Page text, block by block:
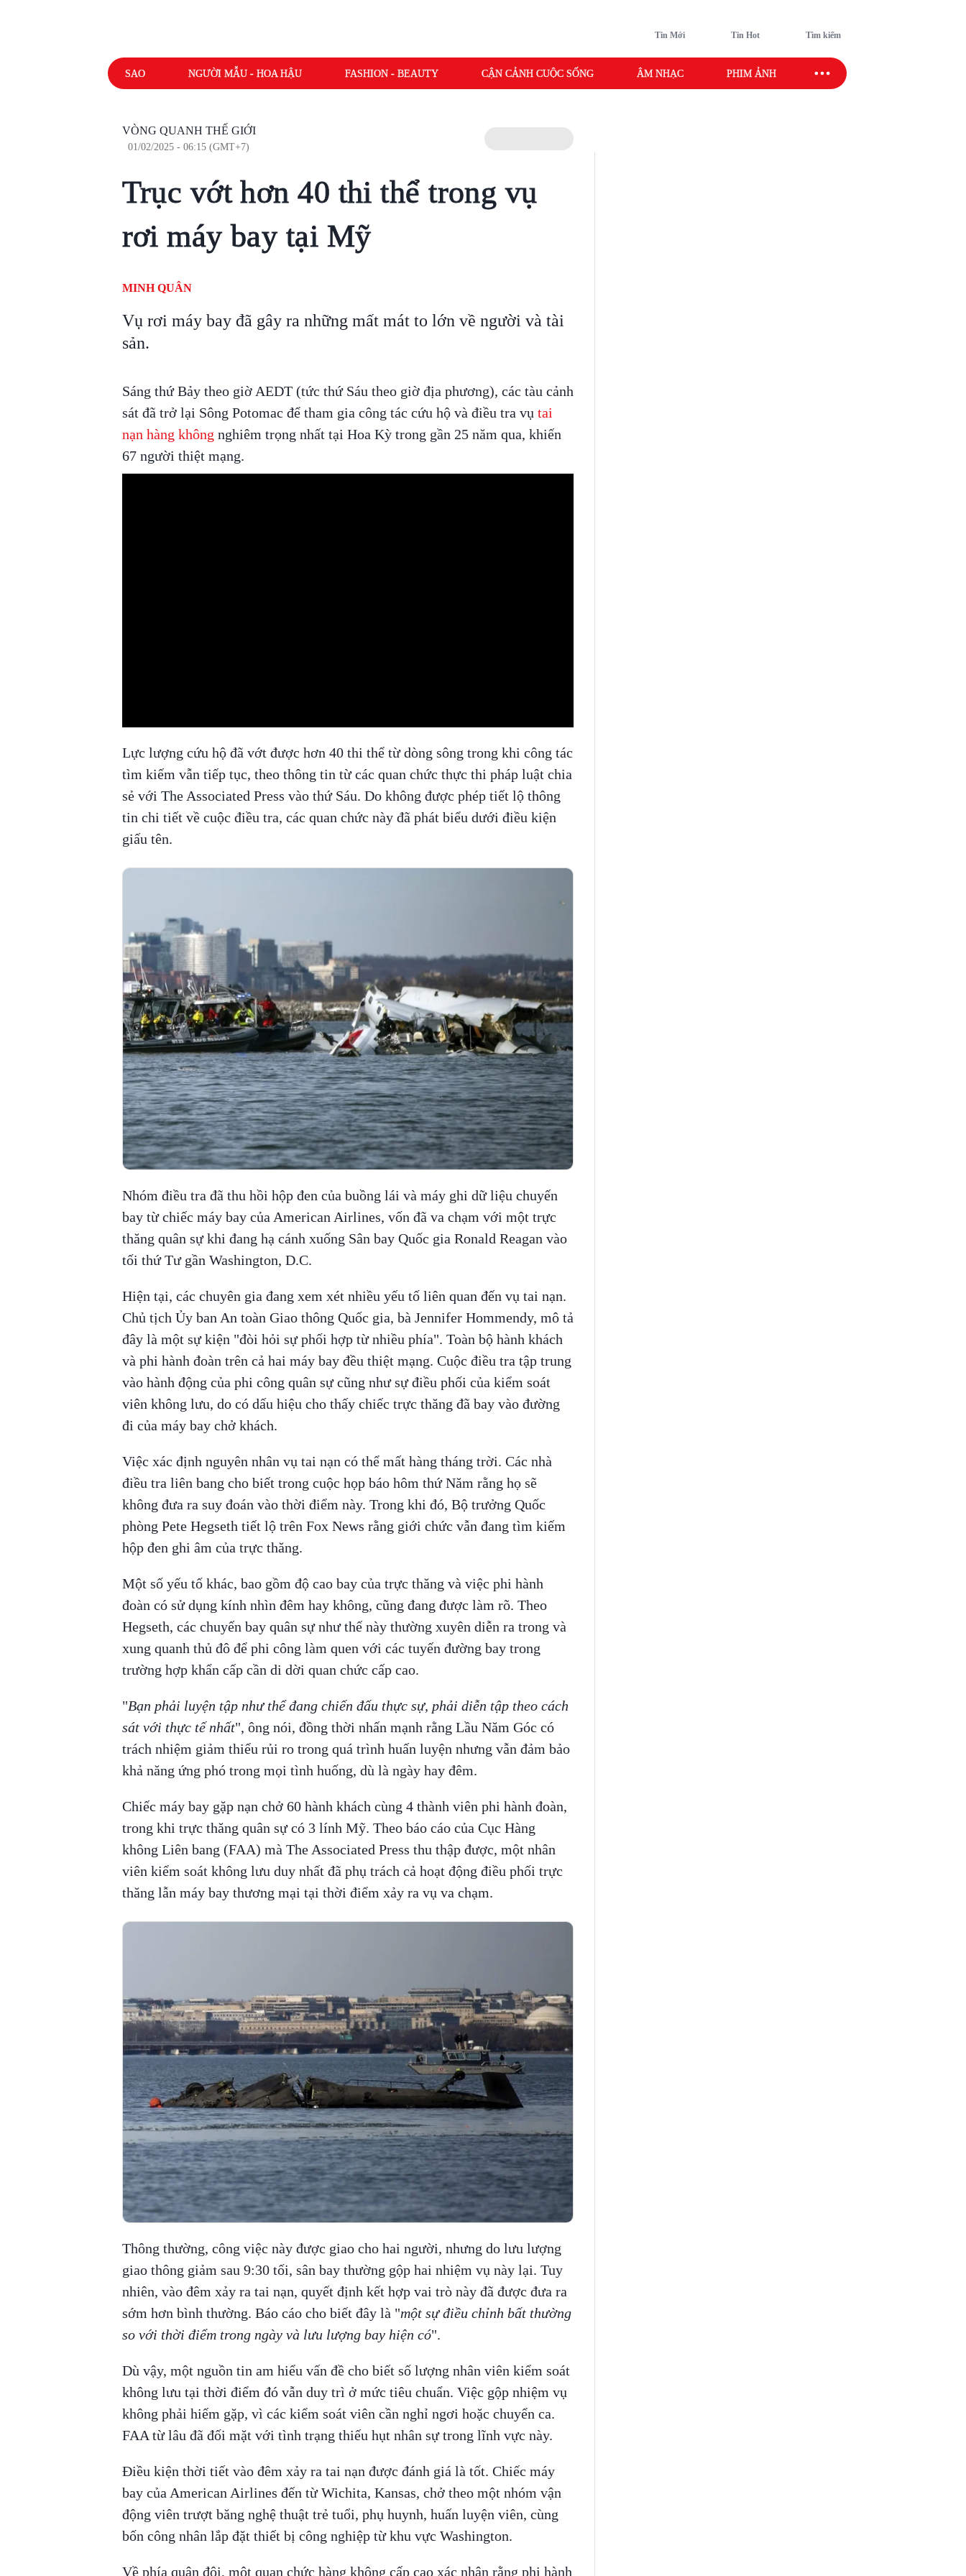
Tin Mới Tin Hot Tìm kiếm
SAO NGƯỜI MẪU - HOA HẬU FASHION - BEAUTY CẬN CẢNH CUỘC SỐNG ÂM NHẠC PHIM ẢNH SAO SPORT
VÒNG QUANH THẾ GIỚI
01/02/2025 - 06:15 (GMT+7)
Trục vớt hơn 40 thi thể trong vụ
rơi máy bay tại Mỹ
MINH QUÂN
Vụ rơi máy bay đã gây ra những mất mát to lớn về người và tài
sản.
Sáng thứ Bảy theo giờ AEDT (tức thứ Sáu theo giờ địa phương), các tàu cảnh
sát đã trở lại Sông Potomac để tham gia công tác cứu hộ và điều tra vụ tai
nạn hàng không nghiêm trọng nhất tại Hoa Kỳ trong gần 25 năm qua, khiến
67 người thiệt mạng.
Lực lượng cứu hộ đã vớt được hơn 40 thi thể từ dòng sông trong khi công tác
tìm kiếm vẫn tiếp tục, theo thông tin từ các quan chức thực thi pháp luật chia
sẻ với The Associated Press vào thứ Sáu. Do không được phép tiết lộ thông
tin chi tiết về cuộc điều tra, các quan chức này đã phát biểu dưới điều kiện
giấu tên.
Nhóm điều tra đã thu hồi hộp đen của buồng lái và máy ghi dữ liệu chuyến
bay từ chiếc máy bay của American Airlines, vốn đã va chạm với một trực
thăng quân sự khi đang hạ cánh xuống Sân bay Quốc gia Ronald Reagan vào
tối thứ Tư gần Washington, D.C.
Hiện tại, các chuyên gia đang xem xét nhiều yếu tố liên quan đến vụ tai nạn.
Chủ tịch Ủy ban An toàn Giao thông Quốc gia, bà Jennifer Hommendy, mô tả
đây là một sự kiện "đòi hỏi sự phối hợp từ nhiều phía". Toàn bộ hành khách
và phi hành đoàn trên cả hai máy bay đều thiệt mạng. Cuộc điều tra tập trung
vào hành động của phi công quân sự cũng như sự điều phối của kiểm soát
viên không lưu, do có dấu hiệu cho thấy chiếc trực thăng đã bay vào đường
đi của máy bay chở khách.
Việc xác định nguyên nhân vụ tai nạn có thể mất hàng tháng trời. Các nhà
điều tra liên bang cho biết trong cuộc họp báo hôm thứ Năm rằng họ sẽ
không đưa ra suy đoán vào thời điểm này. Trong khi đó, Bộ trưởng Quốc
phòng Pete Hegseth tiết lộ trên Fox News rằng giới chức vẫn đang tìm kiếm
hộp đen ghi âm của trực thăng.
Một số yếu tố khác, bao gồm độ cao bay của trực thăng và việc phi hành
đoàn có sử dụng kính nhìn đêm hay không, cũng đang được làm rõ. Theo
Hegseth, các chuyến bay quân sự như thế này thường xuyên diễn ra trong và
xung quanh thủ đô để phi công làm quen với các tuyến đường bay trong
trường hợp khẩn cấp cần di dời quan chức cấp cao.
"Bạn phải luyện tập như thể đang chiến đấu thực sự, phải diễn tập theo cách
sát với thực tế nhất", ông nói, đồng thời nhấn mạnh rằng Lầu Năm Góc có
trách nhiệm giảm thiểu rủi ro trong quá trình huấn luyện nhưng vẫn đảm bảo
khả năng ứng phó trong mọi tình huống, dù là ngày hay đêm.
Chiếc máy bay gặp nạn chở 60 hành khách cùng 4 thành viên phi hành đoàn,
trong khi trực thăng quân sự có 3 lính Mỹ. Theo báo cáo của Cục Hàng
không Liên bang (FAA) mà The Associated Press thu thập được, một nhân
viên kiểm soát không lưu duy nhất đã phụ trách cả hoạt động điều phối trực
thăng lẫn máy bay thương mại tại thời điểm xảy ra vụ va chạm.
Thông thường, công việc này được giao cho hai người, nhưng do lưu lượng
giao thông giảm sau 9:30 tối, sân bay thường gộp hai nhiệm vụ này lại. Tuy
nhiên, vào đêm xảy ra tai nạn, quyết định kết hợp vai trò này đã được đưa ra
sớm hơn bình thường. Báo cáo cho biết đây là "một sự điều chỉnh bất thường
so với thời điểm trong ngày và lưu lượng bay hiện có".
Dù vậy, một nguồn tin am hiểu vấn đề cho biết số lượng nhân viên kiểm soát
không lưu tại thời điểm đó vẫn duy trì ở mức tiêu chuẩn. Việc gộp nhiệm vụ
không phải hiếm gặp, vì các kiểm soát viên cần nghỉ ngơi hoặc chuyển ca.
FAA từ lâu đã đối mặt với tình trạng thiếu hụt nhân sự trong lĩnh vực này.
Điều kiện thời tiết vào đêm xảy ra tai nạn được đánh giá là tốt. Chiếc máy
bay của American Airlines đến từ Wichita, Kansas, chở theo một nhóm vận
động viên trượt băng nghệ thuật trẻ tuổi, phụ huynh, huấn luyện viên, cùng
bốn công nhân lắp đặt thiết bị công nghiệp từ khu vực Washington.
Về phía quân đội, một quan chức hàng không cấp cao xác nhận rằng phi hành